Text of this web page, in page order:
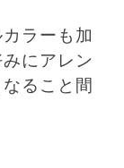
ラーも加
にアレン
ること間